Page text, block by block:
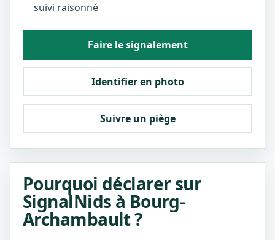
suivi raisonné
Faire le signalement
Identifier en photo
Suivre un piège
Pourquoi déclarer sur
SignalNids à Bourg-
Archambault ?